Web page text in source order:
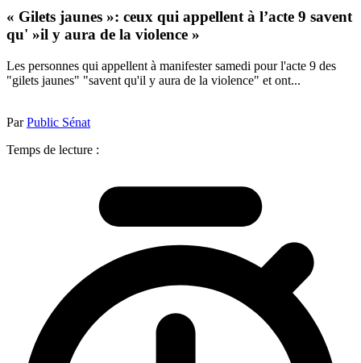
« Gilets jaunes »: ceux qui appellent à l’acte 9 savent
qu' »il y aura de la violence »
Les personnes qui appellent à manifester samedi pour l'acte 9 des
"gilets jaunes" "savent qu'il y aura de la violence" et ont...
ParPublic Sénat
Temps de lecture :